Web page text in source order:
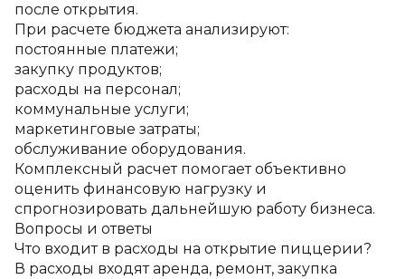
после открытия.
При расчете бюджета анализируют:
постоянные платежи;
закупку продуктов;
расходы на персонал;
коммунальные услуги;
маркетинговые затраты;
обслуживание оборудования.
Комплексный расчет помогает объективно
оценить финансовую нагрузку и
спрогнозировать дальнейшую работу бизнеса.
Вопросы и ответы
Что входит в расходы на открытие пиццерии?
В расходы входят аренда, ремонт, закупка